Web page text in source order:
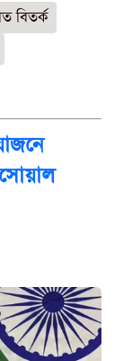
বিতর্ক